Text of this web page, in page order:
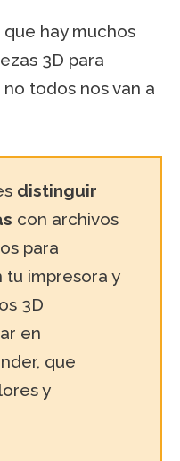
hay muchos
3D para
todos nos van a
distinguir
con archivos
para
tu impresora y
3D
en
que
y